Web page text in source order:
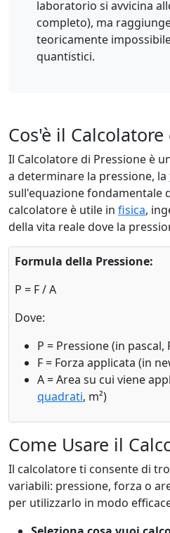
laboratorio si avvicina
completo), ma
teoricamente
quantistici.
Cos'è il
Il Calcolatore di Pressione è
a determinare la pressione, la
sull'equazione fondamentale
calcolatore è utile in fisica,
della vita reale dove la
Formula della Pressione:
P = F / A
Dove:
P = Pressione (in pascal,
F = Forza applicata (in
A = Area su cui viene
quadrati, m²)
Come Usare il
Il calcolatore ti consente di
variabili: pressione, forza o
per utilizzarlo in modo